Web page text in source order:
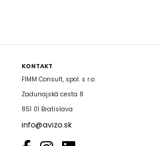
KONTAKT
FIMM Consult, spol. s r.o.
Zadunajská cesta 8
851 01 Bratislava
info@avizo.sk